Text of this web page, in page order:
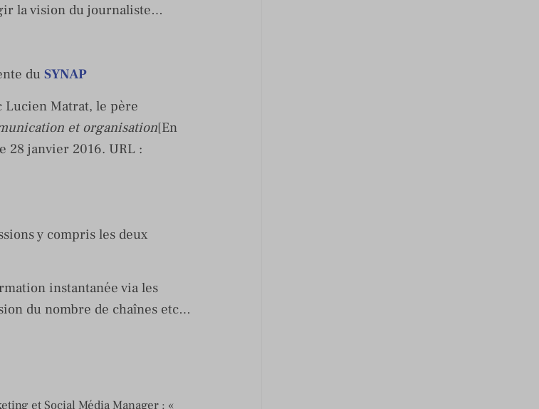
la vision du journaliste…
du SYNAP
Lucien Matrat, le père
et organisation[En
28 janvier 2016. URL :
y compris les deux
instantanée via les
du nombre de chaînes etc…
et Social Média Manager : «